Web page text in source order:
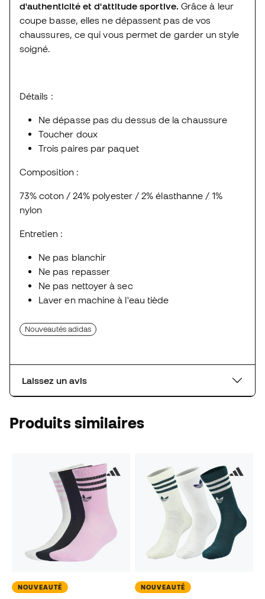
d'authenticité et d'attitude sportive. Grâce à leur
coupe basse, elles ne dépassent pas de vos
chaussures, ce qui vous permet de garder un style
soigné.
Détails :
Ne dépasse pas du dessus de la chaussure
Toucher doux
Trois paires par paquet
Composition :
73% coton / 24% polyester / 2% élasthanne / 1%
nylon
Entretien :
Ne pas blanchir
Ne pas repasser
Ne pas nettoyer à sec
Laver en machine à l'eau tiède
Nouveautés adidas
Laissez un avis
Produits similaires
NOUVEAUTÉ NOUVEAUTÉ